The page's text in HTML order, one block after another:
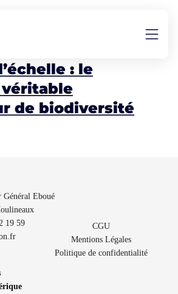
: le
de biodiversité
Général Eboué
19 59
CGU
Mentions Légales
Politique de confidentialité